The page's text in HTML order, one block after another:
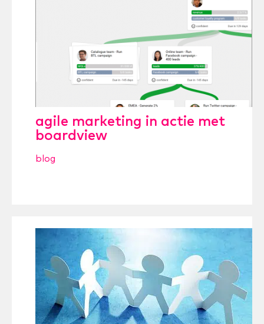
agile marketing in actie met
boardview
blog